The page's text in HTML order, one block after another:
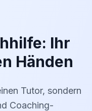
Ihr
Händen
Tutor, sondern
Coaching-